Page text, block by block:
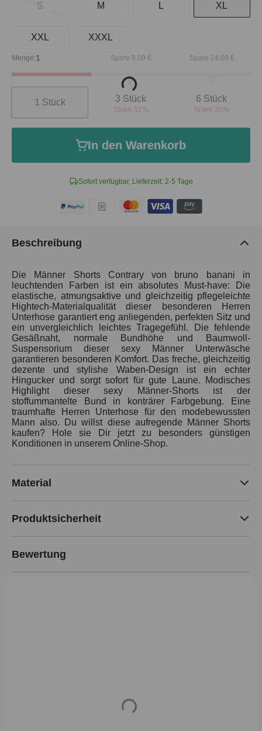
Sofort verfügbar, Lieferzeit: 2-5 Tage
S M L XL
XXL XXXL
Loading...
Menge:1 Spare 9,00 € Spare 24,00 €
1 Stück
3 Stück
Spare 15%
6 Stück
Spare 20%
In den Warenkorb
Beschreibung
Die Männer Shorts Contrary von bruno banani in
leuchtenden Farben ist ein absolutes Must-have: Die
elastische, atmungsaktive und gleichzeitig pflegeleichte
Hightech-Materialqualität dieser besonderen Herren
Unterhose garantiert eng anliegenden, perfekten Sitz und
ein unvergleichlich leichtes Tragegefühl. Die fehlende
Gesäßnaht, normale Bundhöhe und Baumwoll-
Suspensorium dieser sexy Männer Unterwäsche
garantieren besonderen Komfort. Das freche, gleichzeitig
dezente und stylishe Waben-Design ist ein echter
Hingucker und sorgt sofort für gute Laune. Modisches
Highlight dieser sexy Männer-Shorts ist der
stoffummantelte Bund in konträrer Farbgebung. Eine
traumhafte Herren Unterhose für den modebewussten
Mann also. Du willst diese aufregende Männer Shorts
kaufen? Hole sie Dir jetzt zu besonders günstigen
Konditionen in unserem Online-Shop.
Material
Produktsicherheit
Bewertung
Loading...